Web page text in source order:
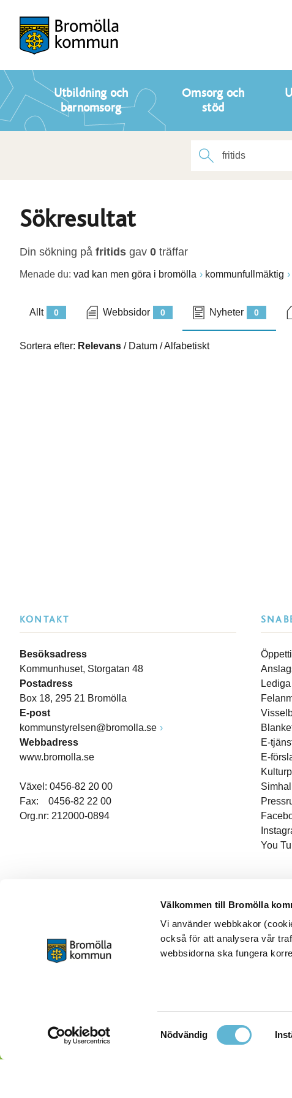
Välkommen till Bromölla
Vi använder webbkakor
också för att analysera vår
webbsidorna ska fungera
Samtyckesval
Nödvändig
Utbildning och
barnomsorg
Omsorg och
stöd
Sökresultat
Din sökning på fritids gav 0 träffar
Menade du: vad kan men göra i bromölla kommunfullmäktig
0
Allt 0
Webbsidor 0
Nyheter
Sortera efter: Relevans / Datum /Alfabetiskt
KONTAKT
Besöksadress
Kommunhuset, Storgatan 48
Postadress
Box 18, 295 21 Bromölla
E-post
kommunstyrelsen@bromolla.se
Webbadress
www.bromolla.se
Växel: 0456-82 20 00
Fax: 0456-82 22 00
Org.nr: 212000-0894
E-
E-
You